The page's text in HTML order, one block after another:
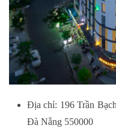
Địa chỉ: 196 Trần
Đà Nẵng 550000